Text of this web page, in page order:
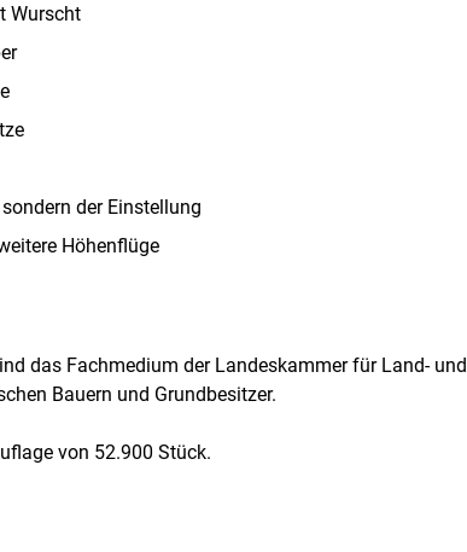
Wurscht
der Einstellung
Höhenflüge
das Fachmedium der Landeskammer für Land- und
Bauern und Grundbesitzer.
von 52.900 Stück.